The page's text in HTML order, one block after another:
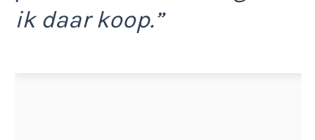
ik daar koop.”